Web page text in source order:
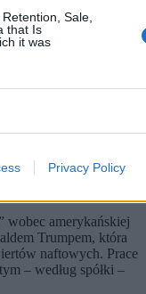
Sale,
that Is
it was
Privacy Policy
powiązana z
wobec amerykańskiej
Trumpem, która
naftowych. Prace
– według spółki –